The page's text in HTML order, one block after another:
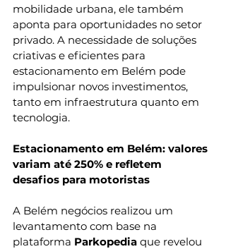
mobilidade urbana, ele também
aponta para oportunidades no setor
privado. A necessidade de soluções
criativas e eficientes para
estacionamento em Belém pode
impulsionar novos investimentos,
tanto em infraestrutura quanto em
tecnologia.
Estacionamento em Belém: valores
variam até 250% e refletem
desafios para motoristas
A Belém negócios realizou um
levantamento com base na
plataforma Parkopedia que revelou